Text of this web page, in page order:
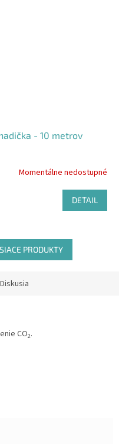
- 10 metrov
Momentálne nedostupné
DETAIL
PRODUKTY
Diskusia
CO2.